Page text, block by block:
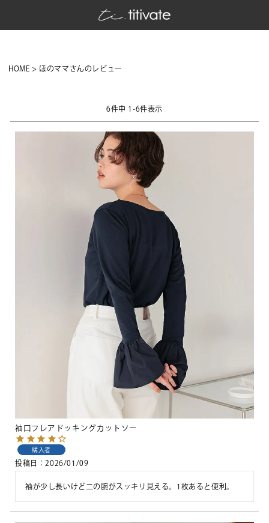
HOME ほのママさんのレビュー
6件中 1 -6件表示
袖口フレアドッキングカットソー
購入者
投稿日 2026/01/09
袖が少し長いけど二の腕がスッキリ見える。1枚あると便利。